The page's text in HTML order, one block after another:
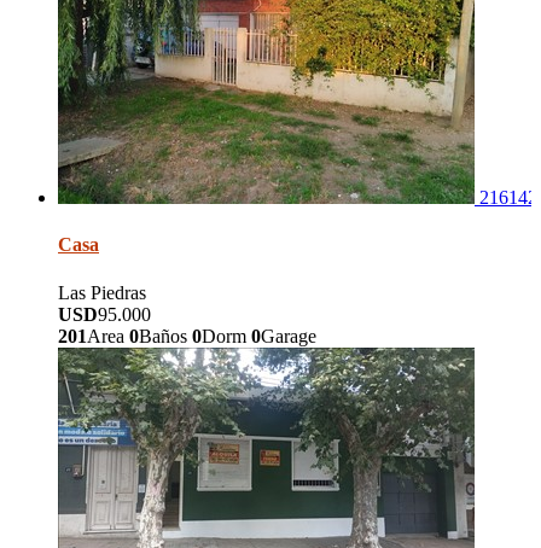
216142
Casa
Las Piedras
USD95.000
201Area 0Baños 0Dorm 0Garage